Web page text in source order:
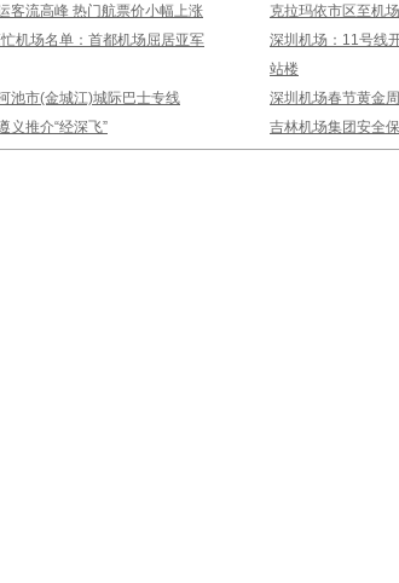
客流高峰 热门航票价小幅上涨
克拉玛依市区至机
机场名单：首都机场屈居亚军
深圳机场：11号线
站楼
池市(金城江)城际巴士专线
深圳机场春节黄金
义推介“经深飞”
吉林机场集团安全